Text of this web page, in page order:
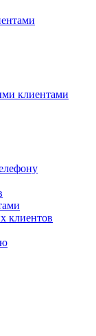
клиентами
клиентов